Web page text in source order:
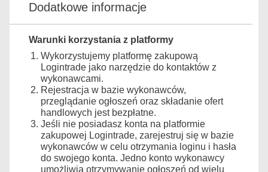
Dodatkowe informacje
Warunki korzystania z platformy
Wykorzystujemy platformę zakupową
Logintrade jako narzędzie do kontaktów z
wykonawcami.
Rejestracja w bazie wykonawców,
przeglądanie ogłoszeń oraz składanie ofert
handlowych jest bezpłatne.
Jeśli nie posiadasz konta na platformie
zakupowej Logintrade, zarejestruj się w bazie
wykonawców w celu otrzymania loginu i hasła
do swojego konta. Jedno konto wykonawcy
umożliwia otrzymywanie ogłoszeń od wielu